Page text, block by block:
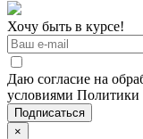
Хочу быть в курсе!
Даю согласие на
условиями Политики
×